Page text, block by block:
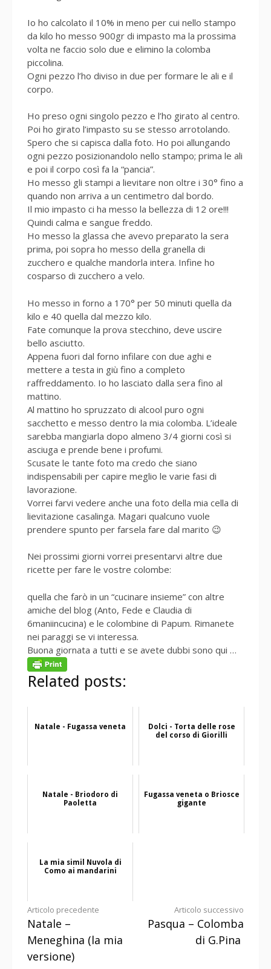
Io ho calcolato il 10% in meno per cui nello stampo
da kilo ho messo 900gr di impasto ma la prossima
volta ne faccio solo due e elimino la colomba
piccolina.
Ogni pezzo l’ho diviso in due per formare le ali e il
corpo.
Ho preso ogni singolo pezzo e l’ho girato al centro.
Poi ho girato l’impasto su se stesso arrotolando.
Spero che si capisca dalla foto. Ho poi allungando
ogni pezzo posizionandolo nello stampo; prima le ali
e poi il corpo così fa la “pancia”.
Ho messo gli stampi a lievitare non oltre i 30° fino a
quando non arriva a un centimetro dal bordo.
Il mio impasto ci ha messo la bellezza di 12 ore!!!
Quindi calma e sangue freddo.
Ho messo la glassa che avevo preparato la sera
prima, poi sopra ho messo della granella di
zucchero e qualche mandorla intera. Infine ho
cosparso di zucchero a velo.
Ho messo in forno a 170° per 50 minuti quella da
kilo e 40 quella dal mezzo kilo.
Fate comunque la prova stecchino, deve uscire
bello asciutto.
Appena fuori dal forno infilare con due aghi e
mettere a testa in giù fino a completo
raffreddamento. Io ho lasciato dalla sera fino al
mattino.
Al mattino ho spruzzato di alcool puro ogni
sacchetto e messo dentro la mia colomba. L’ideale
sarebba mangiarla dopo almeno 3/4 giorni così si
asciuga e prende bene i profumi.
Scusate le tante foto ma credo che siano
indispensabili per capire meglio le varie fasi di
lavorazione.
Vorrei farvi vedere anche una foto della mia cella di
lievitazione casalinga. Magari qualcuno vuole
prendere spunto per farsela fare dal marito 😉
Nei prossimi giorni vorrei presentarvi altre due
ricette per fare le vostre colombe:
quella che farò in un “cucinare insieme” con altre
amiche del blog (Anto, Fede e Claudia di
6maniincucina) e le colombine di Papum. Rimanete
nei paraggi se vi interessa.
Buona giornata a tutti e se avete dubbi sono qui …
Related posts:
Natale - Fugassa veneta
Dolci - Torta delle rose
del corso di Giorilli
Natale - Briodoro di
Paoletta
Fugassa veneta o Briosce
gigante
La mia simil Nuvola di
Como ai mandarini
Continua
a
leggere
Articolo precedente
Natale –
Meneghina (la mia
versione)
Articolo successivo
Pasqua – Colomba
di G.Pina